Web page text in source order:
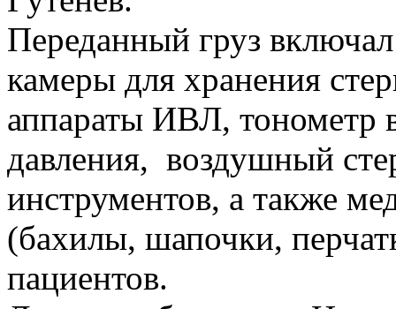
Переданный груз
камеры для хранения
аппараты ИВЛ, тонометр
давления, воздушный
инструментов, а также
(бахилы, шапочки,
пациентов.